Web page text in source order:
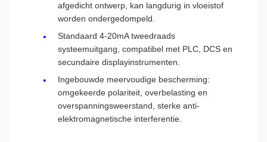
afgedicht ontwerp, kan langdurig in vloeistof
worden ondergedompeld.
Standaard 4-20mA tweedraads
systeemuitgang, compatibel met PLC, DCS en
secundaire displayinstrumenten.
Ingebouwde meervoudige bescherming:
omgekeerde polariteit, overbelasting en
overspanningsweerstand, sterke anti-
elektromagnetische interferentie.